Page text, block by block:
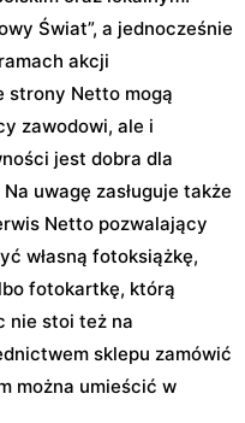
Świat”, a jednocześnie
akcji
strony Netto mogą
zawodowi, ale i
jest dobra dla
uwagę zasługuje także
Netto pozwalający
własną fotoksiążkę,
fotokartkę, którą
nie stoi też na
sklepu zamówić
można umieścić w